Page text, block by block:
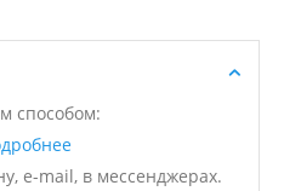
способом:
e-mail, в мессенджерах.